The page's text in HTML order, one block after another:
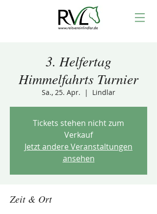
3. Helfertag
Himmelfahrts Turnier
Sa., 25. Apr.
  |
Lindlar
Tickets stehen nicht zum
Verkauf
Jetzt andere Veranstaltungen
ansehen
Zeit & Ort